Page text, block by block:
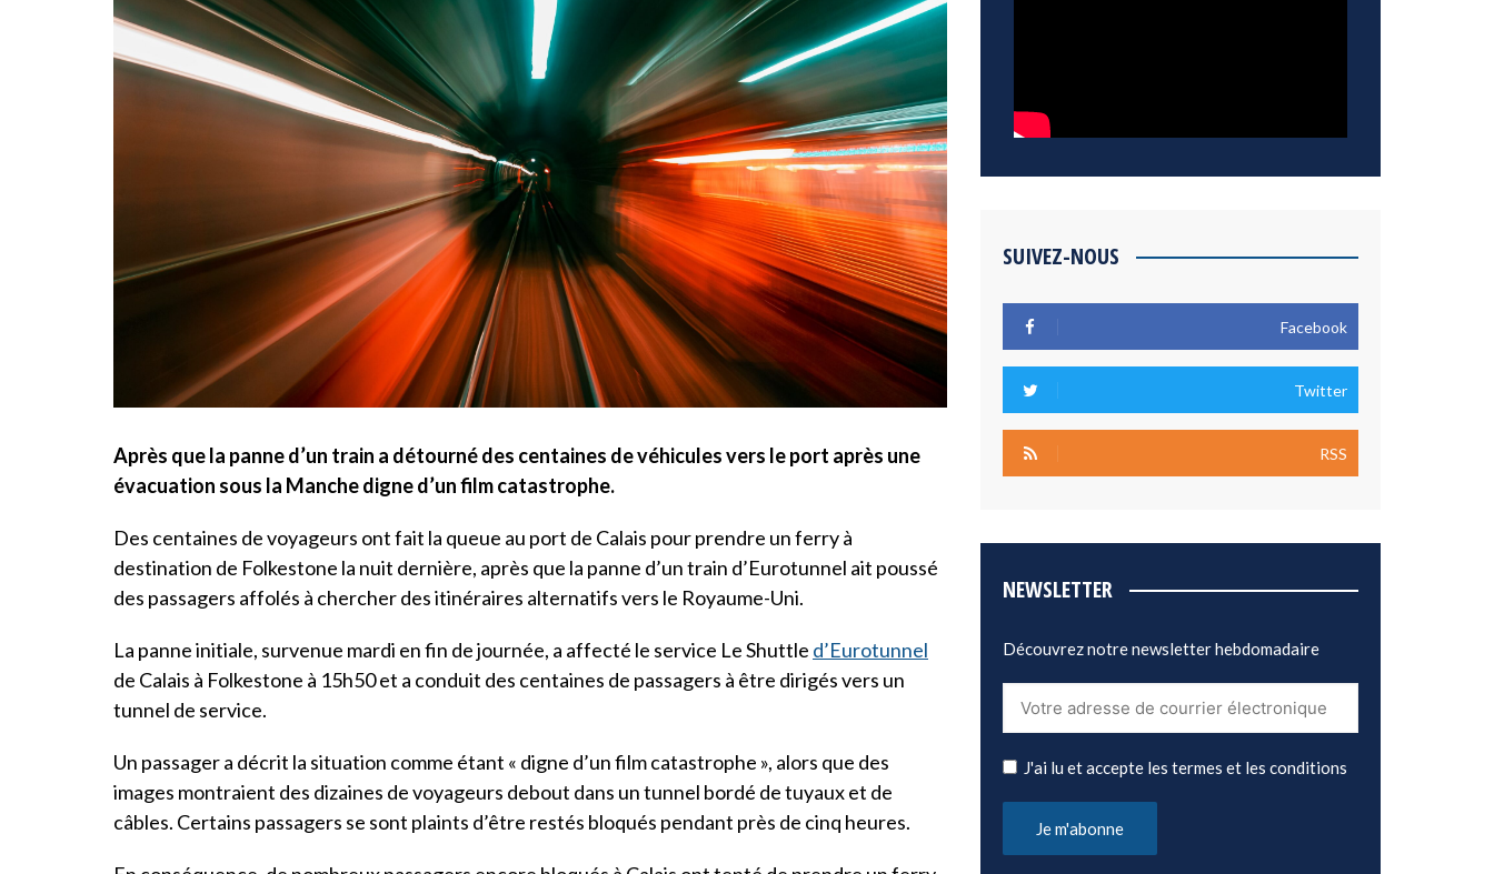
Après que la panne d’un train a détourné des centaines de véhicules vers le port après une
évacuation sous la Manche digne d’un film catastrophe.
Des centaines de voyageurs ont fait la queue au port de Calais pour prendre un ferry à
destination de Folkestone la nuit dernière, après que la panne d’un train d’Eurotunnel ait poussé
des passagers affolés à chercher des itinéraires alternatifs vers le Royaume-Uni.
La panne initiale, survenue mardi en fin de journée, a affecté le service Le Shuttle d’Eurotunnel
de Calais à Folkestone à 15h50 et a conduit des centaines de passagers à être dirigés vers un
tunnel de service.
Un passager a décrit la situation comme étant « digne d’un film catastrophe », alors que des
images montraient des dizaines de voyageurs debout dans un tunnel bordé de tuyaux et de
câbles. Certains passagers se sont plaints d’être restés bloqués pendant près de cinq heures.
SUIVEZ-NOUS
Facebook
Twitter
RSS
NEWSLETTER
Découvrez notre newsletter hebdomadaire
J'ai lu et accepte les termes et les conditions